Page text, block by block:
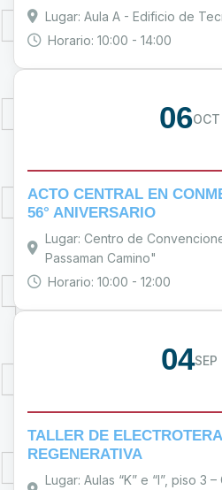
Lugar: Aula A - Edificio de
Horario: 10:00 - 14:00
06OCT
ACTO CENTRAL EN
56° ANIVERSARIO
Lugar: Centro de
Passaman Camino"
Horario: 10:00 - 12:00
04SEP
TALLER DE
REGENERATIVA
Lugar: Aulas “K” e “I”, piso 3